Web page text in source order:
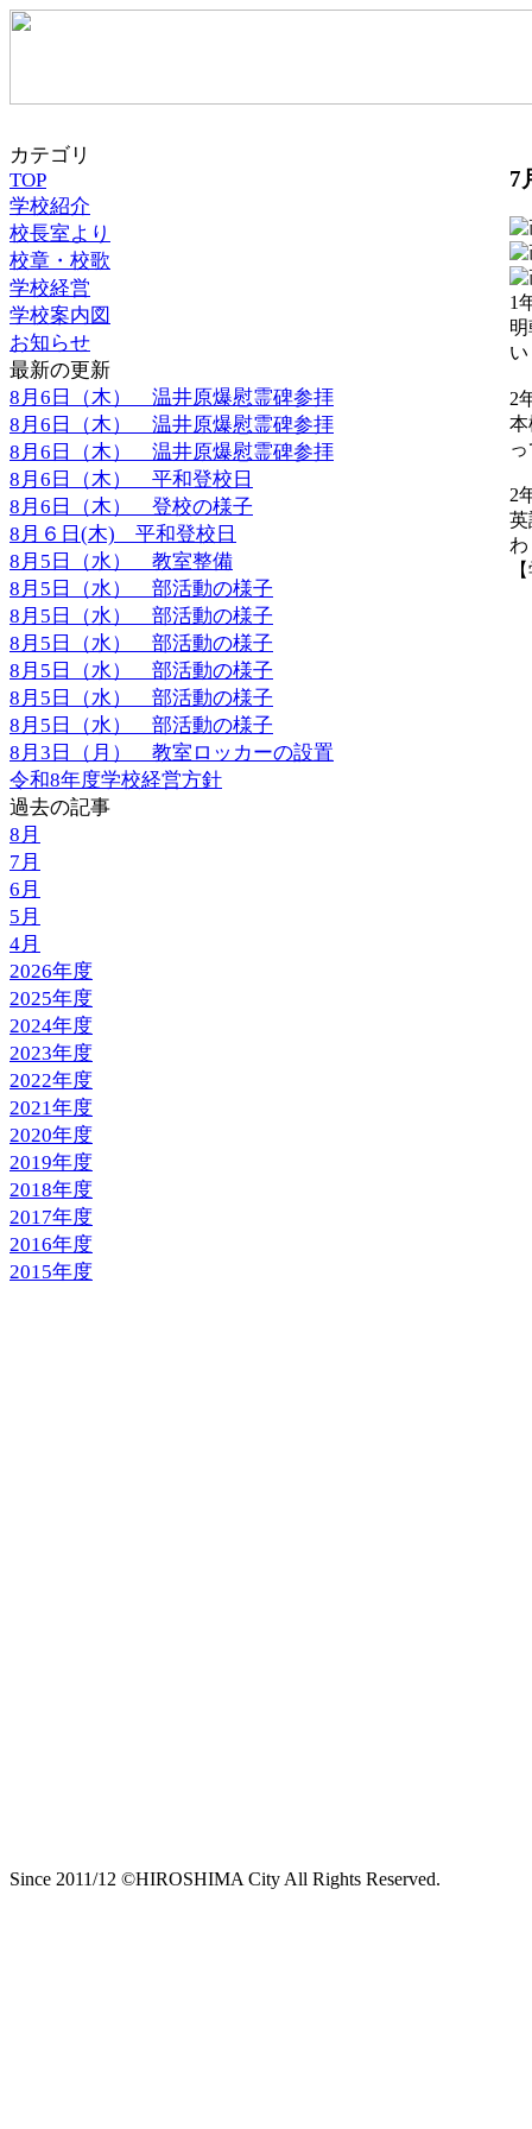
カテゴリ
TOP
学校紹介
校長室より
校章・校歌
学校経営
学校案内図
お知らせ
最新の更新
8月6日（木） 温井原爆慰霊碑参拝
8月6日（木） 温井原爆慰霊碑参拝
8月6日（木） 温井原爆慰霊碑参拝
8月6日（木） 平和登校日
8月6日（木） 登校の様子
8月６日(木) 平和登校日
8月5日（水） 教室整備
8月5日（水） 部活動の様子
8月5日（水） 部活動の様子
8月5日（水） 部活動の様子
8月5日（水） 部活動の様子
8月5日（水） 部活動の様子
8月5日（水） 部活動の様子
8月3日（月） 教室ロッカーの設置
令和8年度学校経営方針
過去の記事
8月
7月
6月
5月
4月
2026年度
2025年度
2024年度
2023年度
2022年度
2021年度
2020年度
2019年度
2018年度
2017年度
2016年度
2015年度
7
1
2
本
2
英
わ
Since 2011/12 ©HIROSHIMA City All Rights Reserved.